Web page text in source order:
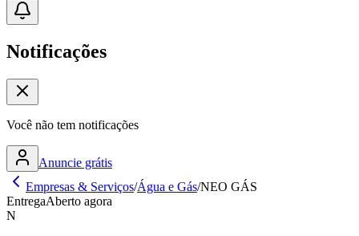
Notificações
Você não tem notificações
Anuncie grátis
Empresas & Serviços/Água e Gás/NEO GÁS
EntregaAberto agora
N